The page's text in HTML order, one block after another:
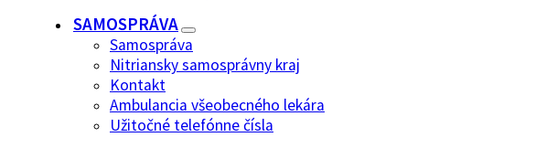
SAMOSPRÁVA
Samospráva
Nitriansky samosprávny kraj
Kontakt
Ambulancia všeobecného lekára
Užitočné telefónne čísla